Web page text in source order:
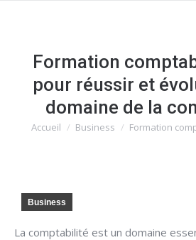
Formation
pour réussir et
domaine de la
Vous êtes ici :
Accueil Business Formation
Business
La comptabilité est un domaine